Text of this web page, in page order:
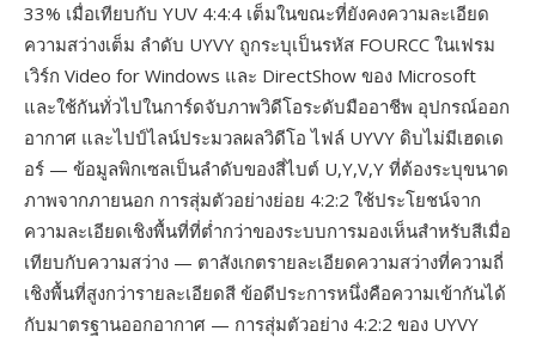
33% เมื่อเทียบกับ YUV 4:4:4 เต็มในขณะที่ยังคงความละเอียด
ความสว่างเต็ม ลำดับ UYVY ถูกระบุเป็นรหัส FOURCC ในเฟรม
เวิร์ก Video for Windows และ DirectShow ของ Microsoft
และใช้กันทั่วไปในการ์ดจับภาพวิดีโอระดับมืออาชีพ อุปกรณ์ออก
อากาศ และไปป์ไลน์ประมวลผลวิดีโอ ไฟล์ UYVY ดิบไม่มีเฮดเด
อร์ — ข้อมูลพิกเซลเป็นลำดับของสี่ไบต์ U,Y,V,Y ที่ต้องระบุขนาด
ภาพจากภายนอก การสุ่มตัวอย่างย่อย 4:2:2 ใช้ประโยชน์จาก
ความละเอียดเชิงพื้นที่ที่ต่ำกว่าของระบบการมองเห็นสำหรับสีเมื่อ
เทียบกับความสว่าง — ตาสังเกตรายละเอียดความสว่างที่ความถี่
เชิงพื้นที่สูงกว่ารายละเอียดสี ข้อดีประการหนึ่งคือความเข้ากันได้
กับมาตรฐานออกอากาศ — การสุ่มตัวอย่าง 4:2:2 ของ UYVY